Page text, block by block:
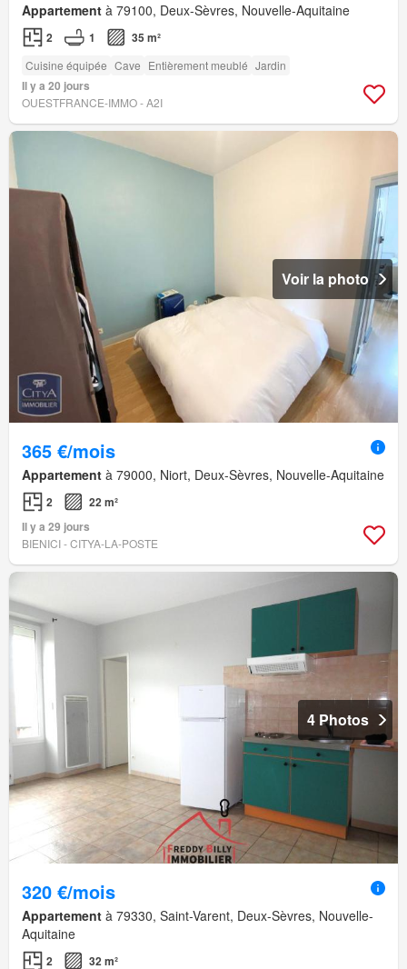
Appartement à 79100, Deux-Sèvres, Nouvelle-Aquitaine
2 1 35 m²
Cuisine équipée Cave Entièrement meublé Jardin
Il y a 20 jours
OUESTFRANCE-IMMO - A2I
Voir la photo
365 €/mois
Appartement à 79000, Niort, Deux-Sèvres, Nouvelle-Aquitaine
2
22 m²
Il y a 29 jours
BIENICI - CITYA-LA-POSTE
4 Photos
320 €/mois
Appartement à 79330, Saint-Varent, Deux-Sèvres, Nouvelle-
Aquitaine
2 32 m²